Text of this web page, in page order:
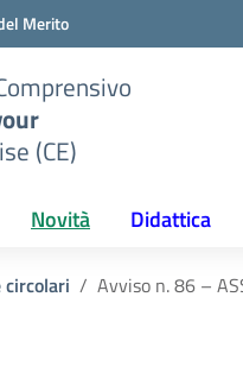
Merito
(CE)
Novità Didattica
circolari Avviso n. 86 –